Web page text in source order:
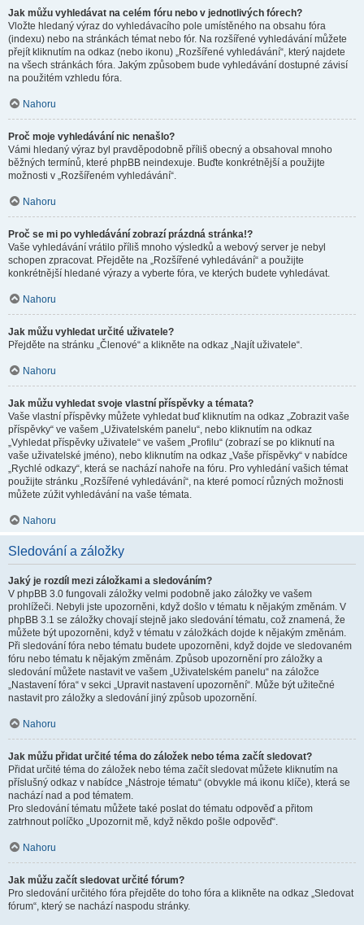
Jak můžu vyhledávat na celém fóru nebo v jednotlivých fórech?
Vložte hledaný výraz do vyhledávacího pole umístěného na obsahu fóra
(indexu) nebo na stránkách témat nebo fór. Na rozšířené vyhledávání můžete
přejít kliknutím na odkaz (nebo ikonu) „Rozšířené vyhledávání“, který najdete
na všech stránkách fóra. Jakým způsobem bude vyhledávání dostupné závisí
na použitém vzhledu fóra.
Nahoru
Proč moje vyhledávání nic nenašlo?
Vámi hledaný výraz byl pravděpodobně příliš obecný a obsahoval mnoho
běžných termínů, které phpBB neindexuje. Buďte konkrétnější a použijte
možnosti v „Rozšířeném vyhledávání“.
Nahoru
Proč se mi po vyhledávání zobrazí prázdná stránka!?
Vaše vyhledávání vrátilo příliš mnoho výsledků a webový server je nebyl
schopen zpracovat. Přejděte na „Rozšířené vyhledávání“ a použijte
konkrétnější hledané výrazy a vyberte fóra, ve kterých budete vyhledávat.
Nahoru
Jak můžu vyhledat určité uživatele?
Přejděte na stránku „Členové“ a klikněte na odkaz „Najít uživatele“.
Nahoru
Jak můžu vyhledat svoje vlastní příspěvky a témata?
Vaše vlastní příspěvky můžete vyhledat buď kliknutím na odkaz „Zobrazit vaše
příspěvky“ ve vašem „Uživatelském panelu“, nebo kliknutím na odkaz
„Vyhledat příspěvky uživatele“ ve vašem „Profilu“ (zobrazí se po kliknutí na
vaše uživatelské jméno), nebo kliknutím na odkaz „Vaše příspěvky“ v nabídce
„Rychlé odkazy“, která se nachází nahoře na fóru. Pro vyhledání vašich témat
použijte stránku „Rozšířené vyhledávání“, na které pomocí různých možnosti
můžete zúžit vyhledávání na vaše témata.
Nahoru
Sledování a záložky
Jaký je rozdíl mezi záložkami a sledováním?
V phpBB 3.0 fungovali záložky velmi podobně jako záložky ve vašem
prohlížeči. Nebyli jste upozorněni, když došlo v tématu k nějakým změnám. V
phpBB 3.1 se záložky chovají stejně jako sledování tématu, což znamená, že
můžete být upozorněni, když v tématu v záložkách dojde k nějakým změnám.
Při sledování fóra nebo tématu budete upozorněni, když dojde ve sledovaném
fóru nebo tématu k nějakým změnám. Způsob upozornění pro záložky a
sledování můžete nastavit ve vašem „Uživatelském panelu“ na záložce
„Nastavení fóra“ v sekci „Upravit nastavení upozornění“. Může být užitečné
nastavit pro záložky a sledování jiný způsob upozornění.
Nahoru
Jak můžu přidat určité téma do záložek nebo téma začít sledovat?
Přidat určité téma do záložek nebo téma začít sledovat můžete kliknutím na
příslušný odkaz v nabídce „Nástroje tématu“ (obvykle má ikonu klíče), která se
nachází nad a pod tématem.
Pro sledování tématu můžete také poslat do tématu odpověď a přitom
zatrhnout políčko „Upozornit mě, když někdo pošle odpověď“.
Nahoru
Jak můžu začít sledovat určité fórum?
Pro sledování určitého fóra přejděte do toho fóra a klikněte na odkaz „Sledovat
fórum“, který se nachází naspodu stránky.